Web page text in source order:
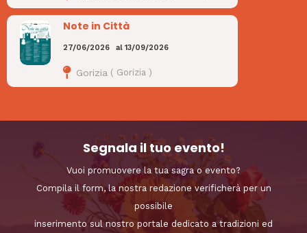
Note in Città
27/06/2026 al13/09/2026
Gorizia ( Gorizia )
Segnala il tuo evento!
Vuoi promuovere la tua sagra o evento?
Compila il form, la nostra redazione verificherà per un
possibile
inserimento sul nostro portale dedicato a tradizioni ed